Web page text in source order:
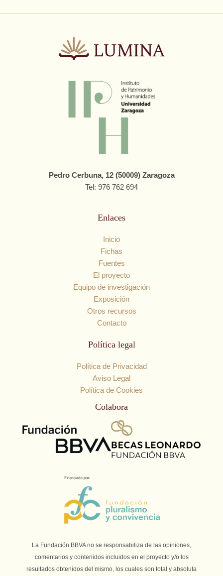
Pedro Cerbuna, 12 (50009) Zaragoza
Tel: 976 762 694
Enlaces
Inicio
Fichas
Fuentes
El proyecto
Equipo de investigación
Exposición
Otros recursos
Contacto
Política legal
Política de Privacidad
Aviso Legal
Política de Cookies
Colabora
La Fundación BBVA no se responsabiliza de las opiniones,
comentarios y contenidos incluidos en el proyecto y/o los
resultados obtenidos del mismo, los cuales son total y absoluta